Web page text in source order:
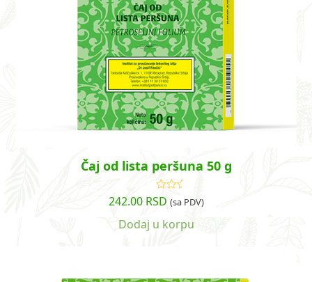
Čaj od lista peršuna 50 g
Ocenjeno
sa5.00od
242.00 RSD (sa PDV)
Dodaj u korpu